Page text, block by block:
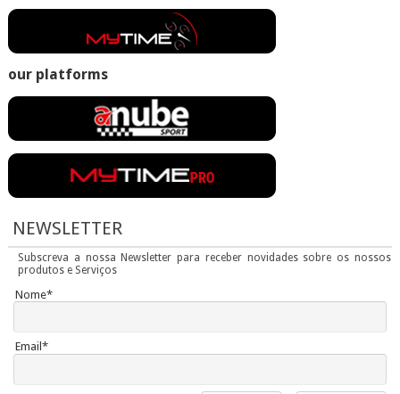
our platforms
NEWSLETTER
Subscreva a nossa Newsletter para receber novidades sobre os nossos
produtos e Serviços
Nome*
Email*